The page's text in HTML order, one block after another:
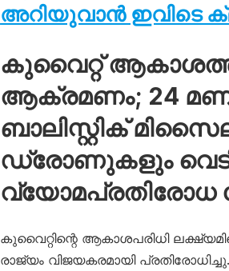
അറിയുവാൻ ഇവിടെ
കുവൈറ്റ്
ആക്രമണം; 24
ബാലിസ്റ്റിക്
ഡ്രോണുകളും
വ്യോമപ്രതിരോധ
കുവൈറ്റിന്റെ ആകാശപരിധി
രാജ്യം വിജയകരമായി